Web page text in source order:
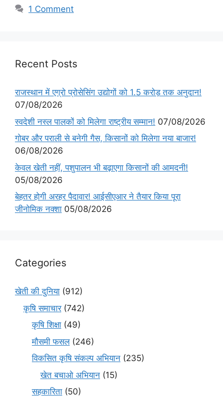
1 Comment
Recent Posts
राजस्थान में एग्रो प्रोसेसिंग उद्योगों को 1.5 करोड़ तक अनुदान!
07/08/2026
स्वदेशी नस्ल पालकों को मिलेगा राष्ट्रीय सम्मान! 07/08/2026
गोबर और पराली से बनेगी गैस, किसानों को मिलेगा नया बाजार!
06/08/2026
केवल खेती नहीं, पशुपालन भी बढ़ाएगा किसानों की आमदनी!
05/08/2026
बेहतर होगी अरहर पैदावार! आईसीएआर ने तैयार किया पूरा
जीनोमिक नक्शा 05/08/2026
Categories
खेती की दुनिया (912)
कृषि समाचार(742)
कृषि शिक्षा (49)
मौसमी फसल(246)
विकसित कृषि संकल्प अभियान (235)
खेत बचाओ अभियान (15)
सहकारिता (50)